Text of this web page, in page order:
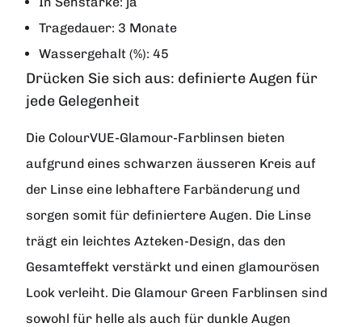
Tragedauer: 3 Monate
Wassergehalt (%): 45
Drücken Sie sich aus: definierte Augen für
jede Gelegenheit
Die ColourVUE-Glamour-Farblinsen bieten
aufgrund eines schwarzen äusseren Kreis auf
der Linse eine lebhaftere Farbänderung und
sorgen somit für definiertere Augen. Die Linse
trägt ein leichtes Azteken-Design, das den
Gesamteffekt verstärkt und einen glamourösen
Look verleiht. Die Glamour Green Farblinsen sind
sowohl für helle als auch für dunkle Augen